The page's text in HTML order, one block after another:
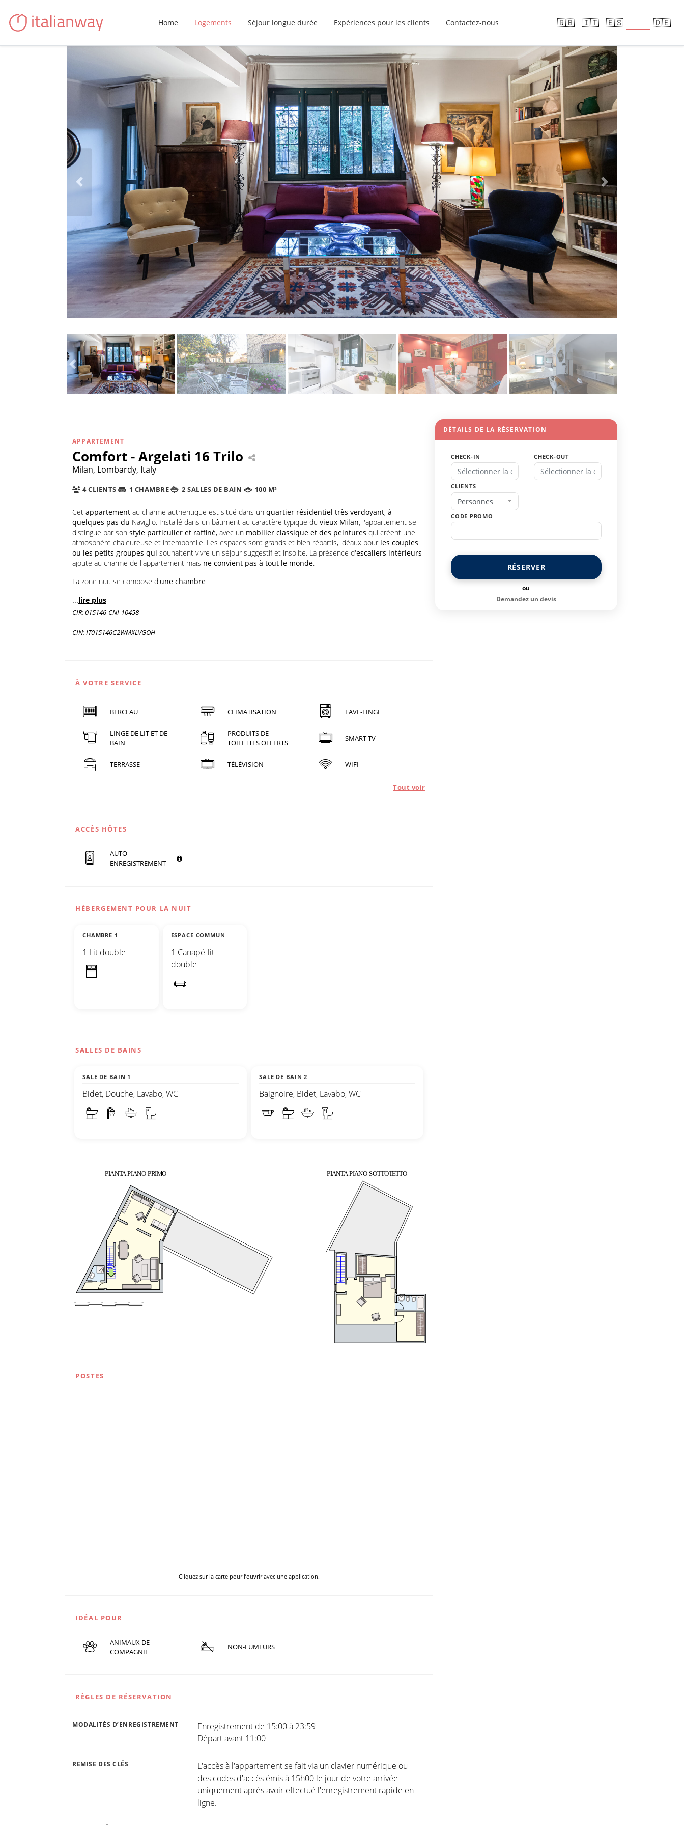
Home Logements Séjour longue durée Expériences pour les clients Contactez-nous 🇬🇧 🇮🇹 🇪🇸 🇩🇪
APPARTEMENT
Comfort - Argelati 16 Trilo
Milan, Lombardy, Italy
4 CLIENTS 1 CHAMBRE 2 SALLES DE BAIN 100 M²
Cet appartement au charme authentique est situé dans un quartier résidentiel très verdoyant, à
quelques pas du Naviglio. Installé dans un bâtiment au caractère typique du vieux Milan, l'appartement se
distingue par son style particulier et raffiné, avec un mobilier classique et des peintures qui créent une
atmosphère chaleureuse et intemporelle. Les espaces sont grands et bien répartis, idéaux pour les couples
ou les petits groupes qui souhaitent vivre un séjour suggestif et insolite. La présence d'escaliers intérieurs
ajoute au charme de l'appartement mais ne convient pas à tout le monde.
La zone nuit se compose d'une chambre
...lire plus
CIR: 015146-CNI-10458
CIN: IT015146C2WMXLVGOH
À VOTRE SERVICE
BERCEAU CLIMATISATION LAVE-LINGE
LINGE DE LIT ET DE
BAIN
PRODUITS DE
TOILETTES OFFERTS
SMART TV
TERRASSE TÉLÉVISION WIFI
Tout voir
ACCÈS HÔTES
AUTO-
ENREGISTREMENT
HÉBERGEMENT POUR LA NUIT
CHAMBRE 1
1 Lit double
ESPACE COMMUN
1 Canapé-lit
double
SALLES DE BAINS
SALE DE BAIN 1
Bidet, Douche, Lavabo, WC
SALE DE BAIN 2
Baignoire, Bidet, Lavabo, WC
POSTES
Cliquez sur la carte pour l’ouvrir avec une application.
IDÉAL POUR
ANIMAUX DE
COMPAGNIE
NON-FUMEURS
RÈGLES DE RÉSERVATION
MODALITÉS D’ENREGISTREMENT
Enregistrement de 15:00 à 23:59
Départ avant 11:00
REMISE DES CLÉS
L'accès à l'appartement se fait via un clavier numérique ou
des codes d'accès émis à 15h00 le jour de votre arrivée
uniquement après avoir effectué l'enregistrement rapide en
ligne.
DÉTAILS DE LA RÉSERVATION
CHECK-IN CHECK-OUT
CLIENTS
Personnes
CODE PROMO
RÉSERVER
ou
Demandez un devis